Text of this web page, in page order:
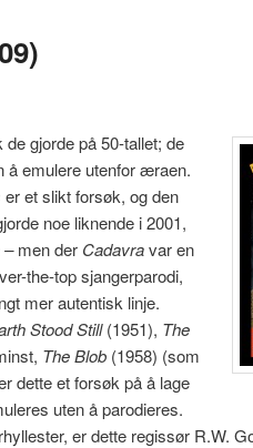
gjorde på 50-tallet; de
å emulere utenfor æraen.
er et slikt forsøk, og den
noe liknende i 2001,
–men der Cadavravar en
the-top sjangerparodi,
mer autentisk linje.
Stood Still(1951), The
The Blob (1958) (som
dette et forsøk på å lage
uten å parodieres.
er dette regissør R.W.